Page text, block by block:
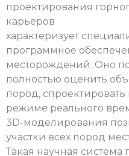
проектирования
карьеров
характеризует
программное
месторождений. Оно
полностью оценить
пород, спроектировать
режиме реального
3D-моделирования
участки всех пород
Такая научная система